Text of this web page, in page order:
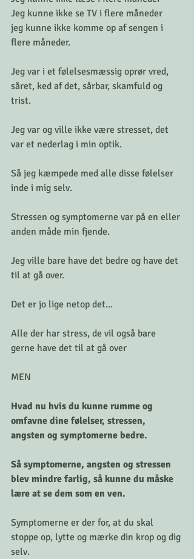
Jeg kunne ikke se TV i flere måneder
jeg kunne ikke komme op af sengen i
flere måneder.
Jeg var i et følelsesmæssig oprør vred,
såret, ked af det, sårbar, skamfuld og
trist.
Jeg var og ville ikke være stresset, det
var et nederlag i min optik.
Så jeg kæmpede med alle disse følelser
inde i mig selv.
Stressen og symptomerne var på en eller
anden måde min fjende.
Jeg ville bare have det bedre og have det
til at gå over.
Det er jo lige netop det...
Alle der har stress, de vil også bare
gerne have det til at gå over
MEN
Hvad nu hvis du kunne rumme og
omfavne dine følelser, stressen,
angsten og symptomerne bedre.
Så symptomerne, angsten og stressen
blev mindre farlig, så kunne du måske
lære at se dem som en ven.
Symptomerne er der for, at du skal
stoppe op, lytte og mærke din krop og dig
selv.